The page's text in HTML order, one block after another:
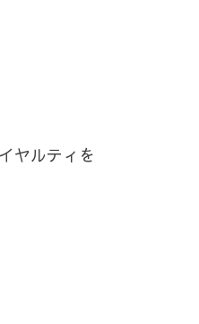
ヤルティを